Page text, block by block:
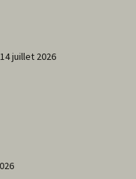
14 juillet 2026